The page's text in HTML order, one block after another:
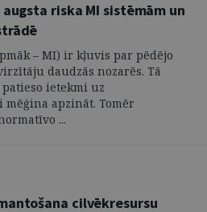
riska MI sistēmām un
– MI) ir kļuvis par pēdējo
daudzās nozarēs. Tā
ietekmi uz
apzināt. Tomēr
...
cilvēkresursu